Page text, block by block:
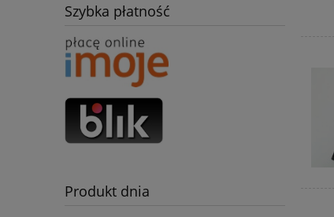
Szybka płatność
Produkt dnia